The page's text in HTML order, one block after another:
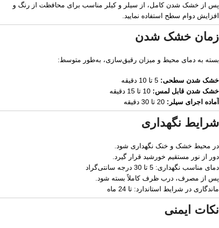
پس از خشک شدن کامل، از سیلر و کیلر مناسب برای محافظت از رنگ و
افزایش دوام سطح استفاده نمایید.
زمان خشک شدن
بسته به دمای محیط و میزان رقیق‌سازی، به‌طور متوسط:
خشک شدن سطحی:
خشک شدن قابل لمس:
آماده اجرای سیلر:
شرایط نگهداری
در محیط خشک و خنک نگهداری شود.
دور از نور مستقیم خورشید قرار گیرد.
دمای مناسب نگهداری: 5 تا 30 درجه سانتی‌گراد
پس از مصرف، درب ظرف کاملاً بسته شود.
ماندگاری در شرایط استاندارد: تا 24 ماه
نکات ایمنی